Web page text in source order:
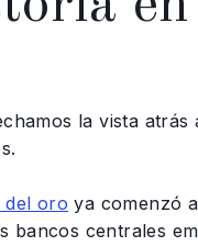
la vista atrás
del oro ya comenzó
bancos centrales